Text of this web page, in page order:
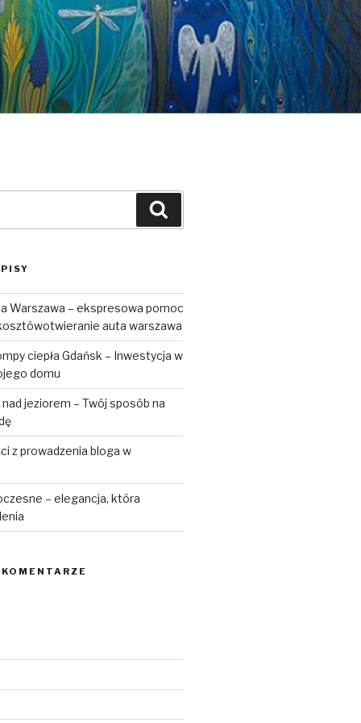
Warszawa – ekspresowa pomoc
auta warszawa
ciepła Gdańsk – Inwestycja w
domu
jeziorem – Twój sposób na
z prowadzenia bloga w
– elegancja, która